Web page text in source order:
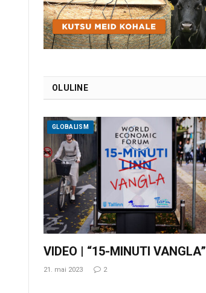
OLULINE
GLOBALISM
VIDEO | “15-MINUTI VANGLA”
21. mai 2023 2